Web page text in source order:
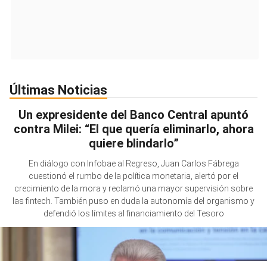
Últimas Noticias
Un expresidente del Banco Central apuntó
contra Milei: “El que quería eliminarlo, ahora
quiere blindarlo”
En diálogo con Infobae al Regreso, Juan Carlos Fábrega
cuestionó el rumbo de la política monetaria, alertó por el
crecimiento de la mora y reclamó una mayor supervisión sobre
las fintech. También puso en duda la autonomía del organismo y
defendió los límites al financiamiento del Tesoro